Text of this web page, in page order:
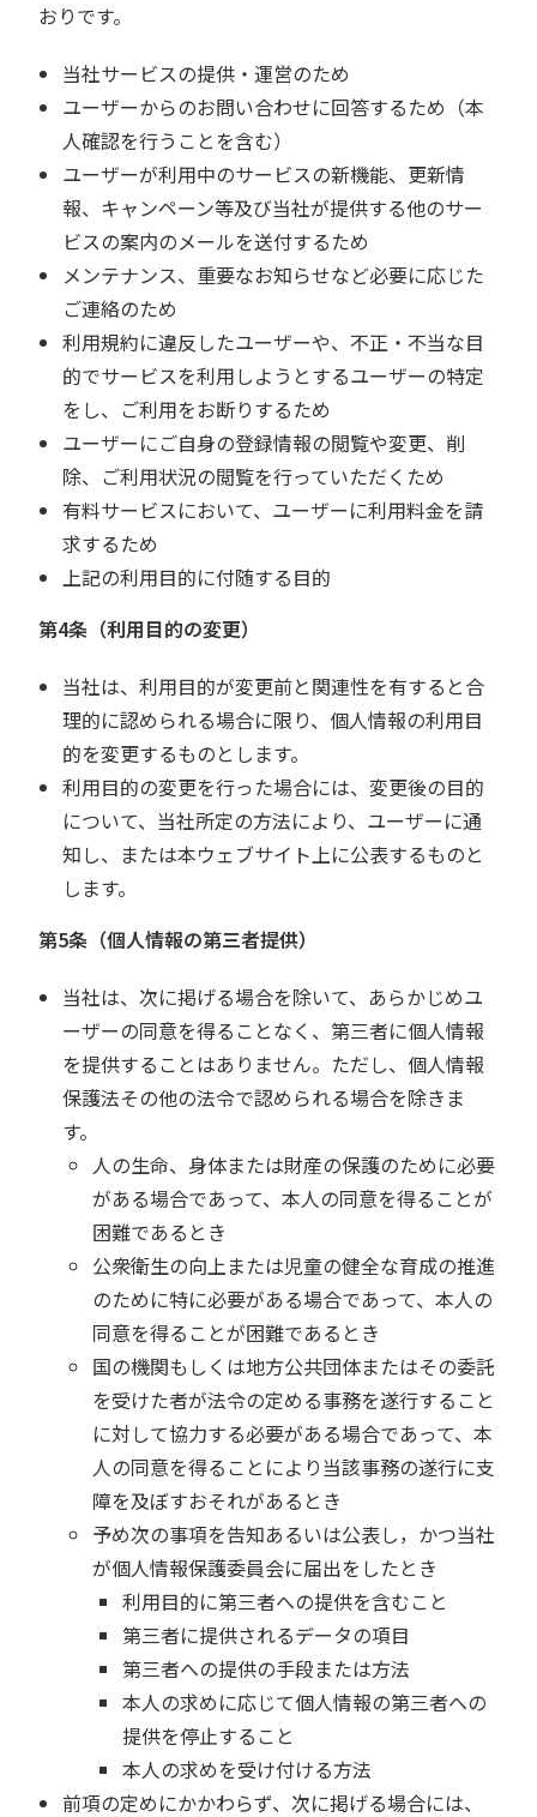
おりです。
当社サービスの提供・運営のため
ユーザーからのお問い合わせに回答するため（本
人確認を行うことを含む）
ユーザーが利用中のサービスの新機能、更新情
報、キャンペーン等及び当社が提供する他のサー
ビスの案内のメールを送付するため
メンテナンス、重要なお知らせなど必要に応じた
ご連絡のため
利用規約に違反したユーザーや、不正・不当な目
的でサービスを利用しようとするユーザーの特定
をし、ご利用をお断りするため
ユーザーにご自身の登録情報の閲覧や変更、削
除、ご利用状況の閲覧を行っていただくため
有料サービスにおいて、ユーザーに利用料金を請
求するため
上記の利用目的に付随する目的
第4条（利用目的の変更）
当社は、利用目的が変更前と関連性を有すると合
理的に認められる場合に限り、個人情報の利用目
的を変更するものとします。
利用目的の変更を行った場合には、変更後の目的
について、当社所定の方法により、ユーザーに通
知し、または本ウェブサイト上に公表するものと
します。
第5条（個人情報の第三者提供）
当社は、次に掲げる場合を除いて、あらかじめユ
ーザーの同意を得ることなく、第三者に個人情報
を提供することはありません。ただし、個人情報
保護法その他の法令で認められる場合を除きま
す。
人の生命、身体または財産の保護のために必要
がある場合であって、本人の同意を得ることが
困難であるとき
公衆衛生の向上または児童の健全な育成の推進
のために特に必要がある場合であって、本人の
同意を得ることが困難であるとき
国の機関もしくは地方公共団体またはその委託
を受けた者が法令の定める事務を遂行すること
に対して協力する必要がある場合であって、本
人の同意を得ることにより当該事務の遂行に支
障を及ぼすおそれがあるとき
予め次の事項を告知あるいは公表し，かつ当社
が個人情報保護委員会に届出をしたとき
利用目的に第三者への提供を含むこと
第三者に提供されるデータの項目
第三者への提供の手段または方法
本人の求めに応じて個人情報の第三者への
提供を停止すること
本人の求めを受け付ける方法
前項の定めにかかわらず、次に掲げる場合には、